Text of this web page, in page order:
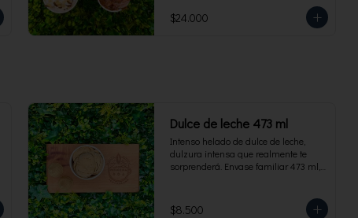
$24.000
Dulce de leche 473 ml
Intenso helado de dulce de leche,
dulzura intensa que realmente te
sorprenderá. Envase familiar 473 ml,
$8.500